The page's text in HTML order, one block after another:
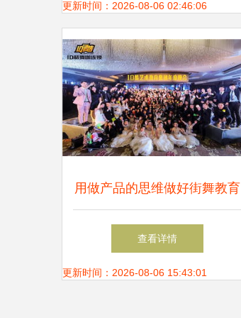
更新时间：2026-08-06 02:46:06
用做产品的思维做好街舞教育
访iD酷街舞创始人芦永斌
查看详情
更新时间：2026-08-06 15:43:01